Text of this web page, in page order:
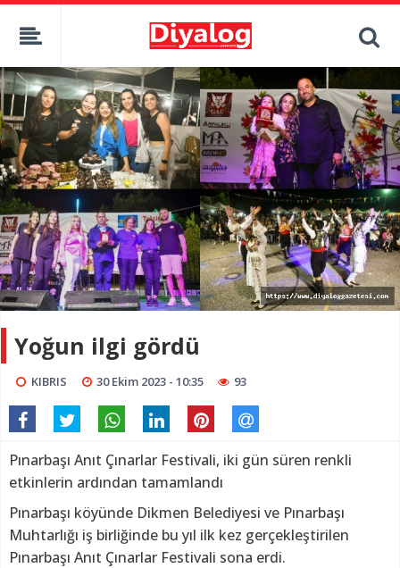
Yoğun ilgi gördü
KIBRIS 30 Ekim 2023 - 10:35 93
Pınarbaşı Anıt Çınarlar Festivali, iki gün süren renkli
etkinlerin ardından tamamlandı
Pınarbaşı köyünde Dikmen Belediyesi ve Pınarbaşı
Muhtarlığı iş birliğinde bu yıl ilk kez gerçekleştirilen
Pınarbaşı Anıt Çınarlar Festivali sona erdi.